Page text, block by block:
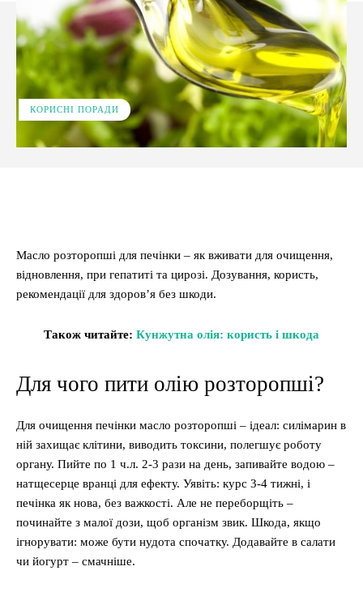
КОРИСНІ ПОРАДИ
Масло розторопші для печінки – як вживати для очищення,
відновлення, при гепатиті та цирозі. Дозування, користь,
рекомендації для здоров’я без шкоди.
Також читайте: Кунжутна олія: користь і шкода
Для чого пити олію розторопші?
Для очищення печінки масло розторопші – ідеал: силімарин в
ній захищає клітини, виводить токсини, полегшує роботу
органу. Пийте по 1 ч.л. 2-3 рази на день, запивайте водою –
натщесерце вранці для ефекту. Уявіть: курс 3-4 тижні, і
печінка як нова, без важкості. Але не переборщіть –
починайте з малої дози, щоб організм звик. Шкода, якщо
ігнорувати: може бути нудота спочатку. Додавайте в салати
чи йогурт – смачніше.